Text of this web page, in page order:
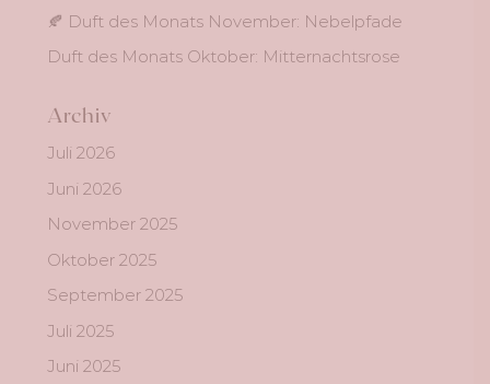
🍂 Duft des Monats November: Nebelpfade
Duft des Monats Oktober: Mitternachtsrose
Archiv
Juli 2026
Juni 2026
November 2025
Oktober 2025
September 2025
Juli 2025
Juni 2025